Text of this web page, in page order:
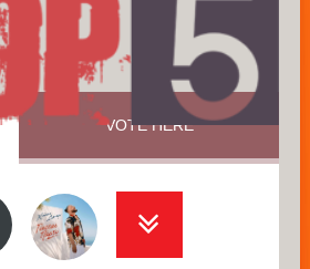
VOTE HERE